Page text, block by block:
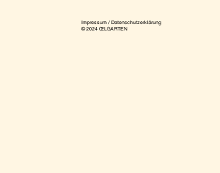
Impressum / Datenschutzerklärung
© 2024 ŒLGARTEN